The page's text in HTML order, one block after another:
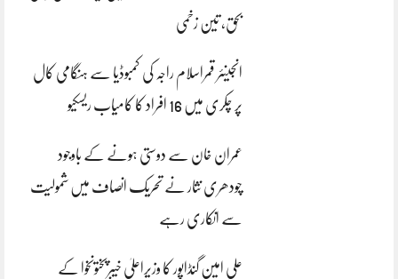
بحق، تین زخمی
انجینئر قمراسلام راجہ کی کمبوڈیا سے ہنگامی کال
پر چکری میں 16 افراد کا کامیاب ریسکیو
عمران خان سے دوستی ہونے کے باوجود
چودھری نثار نے تحریک انصاف میں شمولیت
سے انکاری رہے
علی امین گنڈاپور کا وزیراعلیٰ خیبرپختونخوا کے